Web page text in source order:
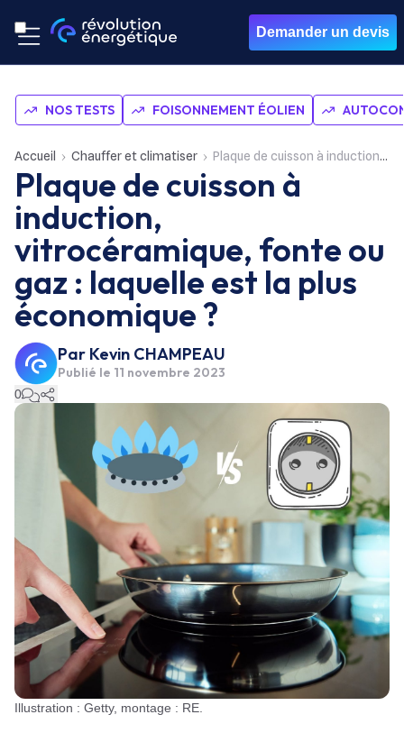
Demander un devis
NOS TESTS FOISONNEMENT ÉOLIEN
Accueil Chauffer et climatiser Plaque de cuisson à induction, vitrocéramique, fonte ou gaz : laquelle est la plus économique ?
Plaque de cuisson à
induction,
vitrocéramique, fonte ou
gaz : laquelle est la plus
économique ?
Par Kevin CHAMPEAU
Publié le 11 novembre 2023
0
Illustration : Getty, montage : RE.